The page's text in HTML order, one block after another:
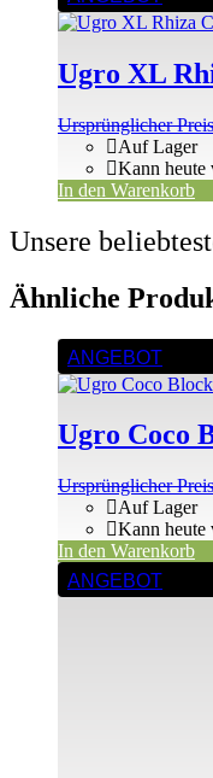
Ugro XL
Ursprünglicher
Auf Lager
Kann heute
In den Warenkorb
Unsere
Ähnliche
ANGEBOT
Ugro Coco
Ursprünglicher
Auf Lager
Kann heute
In den Warenkorb
ANGEBOT